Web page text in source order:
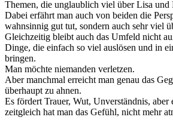
Themen, die unglaublich viel über Lisa und
Dabei erfährt man auch von beiden die
wahnsinnig gut tut, sondern auch sehr viel
Gleichzeitig bleibt auch das Umfeld nicht
Dinge, die einfach so viel auslösen und in
bringen.
Man möchte niemanden verletzen.
Aber manchmal erreicht man genau das
überhaupt zu ahnen.
Es fördert Trauer, Wut, Unverständnis,
zeitgleich hat man das Gefühl, nicht mehr